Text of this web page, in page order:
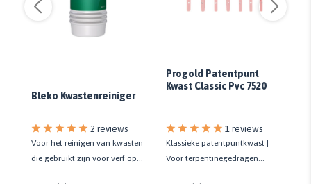
Bleko Kwastenreiniger
2 reviews
Voor het reinigen van kwasten
die gebruikt zijn voor verf op
Progold Patentpunt
Kwast Classic Pvc 7520
1 reviews
Klassieke patentpuntkwast |
Voor terpentinegedragen